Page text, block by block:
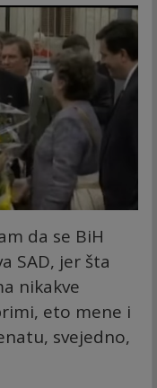
da se BiH
SAD, jer šta
nikakve
eto mene i
svejedno,